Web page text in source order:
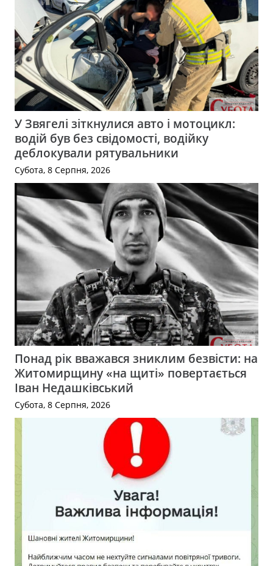
У Звягелі зіткнулися авто і мотоцикл:
водій був без свідомості, водійку
деблокували рятувальники
Субота, 8 Серпня, 2026
Понад рік вважався зниклим безвісти: на
Житомирщину «на щиті» повертається
Іван Недашківський
Субота, 8 Серпня, 2026